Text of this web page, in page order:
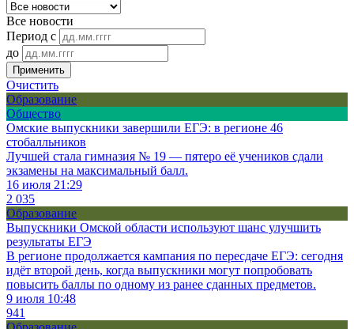
Все новости
Период с
до
Применить
Очистить
Образование
Общество
Омские выпускники завершили ЕГЭ: в регионе 46
стобалльников
Лучшей стала гимназия № 19 — пятеро её учеников сдали
экзамены на максимальный балл.
16 июля 21:29
2 035
Образование
Выпускники Омской области используют шанс улучшить
результаты ЕГЭ
В регионе продолжается кампания по пересдаче ЕГЭ: сегодня
идёт второй день, когда выпускники могут попробовать
повысить баллы по одному из ранее сданных предметов.
9 июля 10:48
941